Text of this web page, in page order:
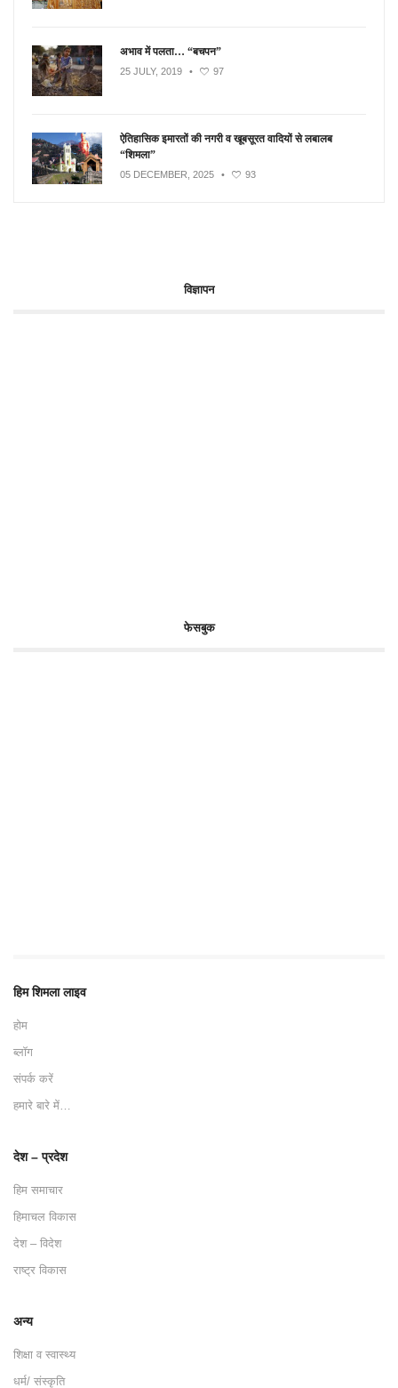
अभाव में पलता… “बचपन”
25 JULY, 2019 • 97
ऐतिहासिक इमारतों की नगरी व खूबसूरत वादियों से लबालब
“शिमला”
05 DECEMBER, 2025 • 93
विज्ञापन
फेसबुक
हिम शिमला लाइव
होम
ब्लॉग
संपर्क करें
हमारे बारे में…
देश – प्रदेश
हिम समाचार
हिमाचल विकास
देश – विदेश
राष्ट्र विकास
अन्य
शिक्षा व स्वास्थ्य
धर्म/ संस्कृति